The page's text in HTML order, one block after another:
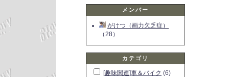
メンバー
がけつ（画力欠乏症）
（28）
カテゴリ
[趣味関連]車＆バイク (6)